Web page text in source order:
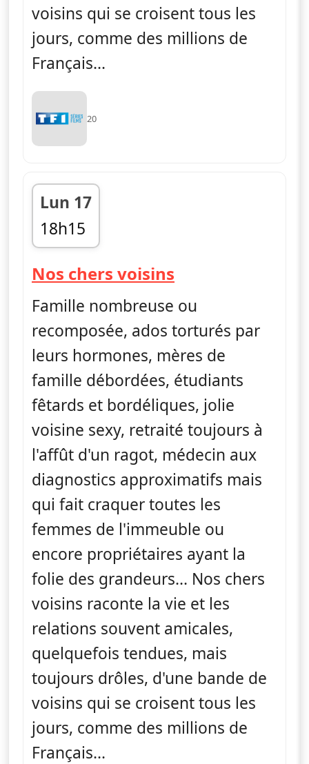
voisins qui se croisent tous les
jours, comme des millions de
Français...
20
Lun 17
18h15
fin 19h40
Nos chers voisins
Famille nombreuse ou
recomposée, ados torturés par
leurs hormones, mères de
famille débordées, étudiants
fêtards et bordéliques, jolie
voisine sexy, retraité toujours à
l'affût d'un ragot, médecin aux
diagnostics approximatifs mais
qui fait craquer toutes les
femmes de l'immeuble ou
encore propriétaires ayant la
folie des grandeurs... Nos chers
voisins raconte la vie et les
relations souvent amicales,
quelquefois tendues, mais
toujours drôles, d'une bande de
voisins qui se croisent tous les
jours, comme des millions de
Français...